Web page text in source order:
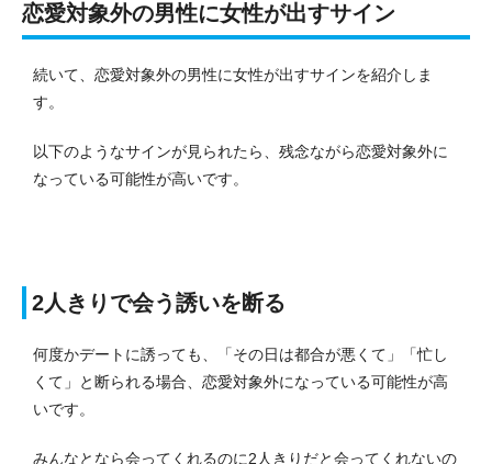
恋愛対象外の男性に女性が出すサイン
続いて、恋愛対象外の男性に女性が出すサインを紹介しま
す。
以下のようなサインが見られたら、残念ながら恋愛対象外に
なっている可能性が高いです。
2人きりで会う誘いを断る
何度かデートに誘っても、「その日は都合が悪くて」「忙し
くて」と断られる場合、恋愛対象外になっている可能性が高
いです。
みんなとなら会ってくれるのに2人きりだと会ってくれないの